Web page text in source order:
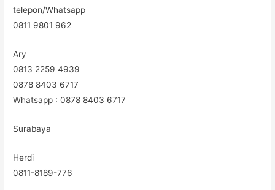
telepon/Whatsapp
0811 9801 962
Ary
0813 2259 4939
0878 8403 6717
Whatsapp : 0878 8403 6717
Surabaya
Herdi
0811-8189-776